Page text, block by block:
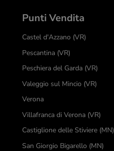
Punti Vendita
Castel d'Azzano (VR)
Pescantina (VR)
Peschiera del Garda (VR)
Valeggio sul Mincio (VR)
Verona
Villafranca di Verona (VR)
Castiglione delle Stiviere (MN)
San Giorgio Bigarello (MN)